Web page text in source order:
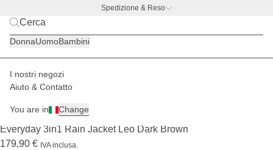
Spedizione & Reso
BACK TO BUSINESS –
DonnaUomoBambini
I nostri negozi
Aiuto & Contatto
You are in Change
Donna Giacche
1,75 m
e
indossa
la taglia
(1209)
Everyday 3in1 Rain Jacket Leo Dark Brown
179,90 € IVA inclusa.